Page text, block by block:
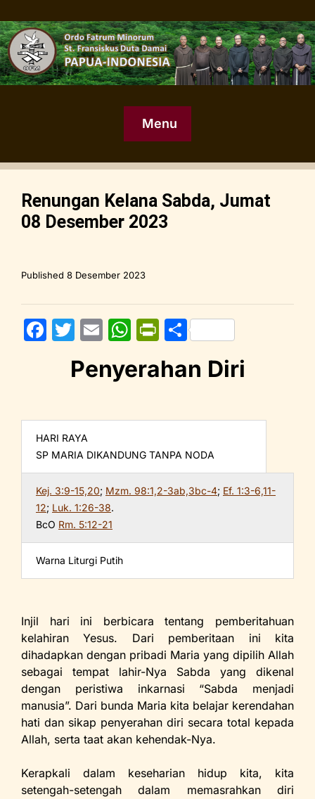
Menu
Renungan Kelana Sabda, Jumat
08 Desember 2023
Published 8 Desember 2023
F
b
o
o
k
T
itt
E
ai
W
at
A
p
Pr
tF
e
dl
y
S
ar
Penyerahan Diri
HARI RAYA
SP MARIA DIKANDUNG TANPA NODA
Kej. 3:9-15,20; Mzm. 98:1,2-3ab,3bc-4; Ef. 1:3-6,11-
12; Luk. 1:26-38.
BcO Rm. 5:12-21
Warna Liturgi Putih
Injil hari ini berbicara tentang pemberitahuan
kelahiran Yesus. Dari pemberitaan ini kita
dihadapkan dengan pribadi Maria yang dipilih Allah
sebagai tempat lahir-Nya Sabda yang dikenal
dengan peristiwa inkarnasi “Sabda menjadi
manusia”. Dari bunda Maria kita belajar kerendahan
hati dan sikap penyerahan diri secara total kepada
Allah, serta taat akan kehendak-Nya.
Kerapkali dalam keseharian hidup kita, kita
setengah-setengah dalam memasrahkan diri